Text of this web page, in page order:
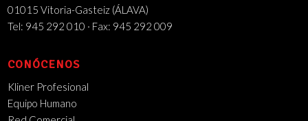
01015 Vitoria-Gasteiz (ÁLAVA)
Tel: 945 292 010 · Fax: 945 292 009
CONÓCENOS
Kliner Profesional
Equipo Humano